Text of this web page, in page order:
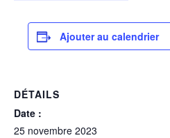
Ajouter au calendrier
DÉTAILS
Date :
25 novembre 2023